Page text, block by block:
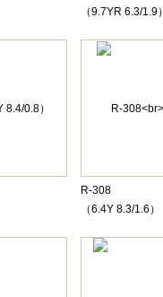
（9.7YR 6.3/1.9）
R-308
（6.4Y 8.3/1.6）